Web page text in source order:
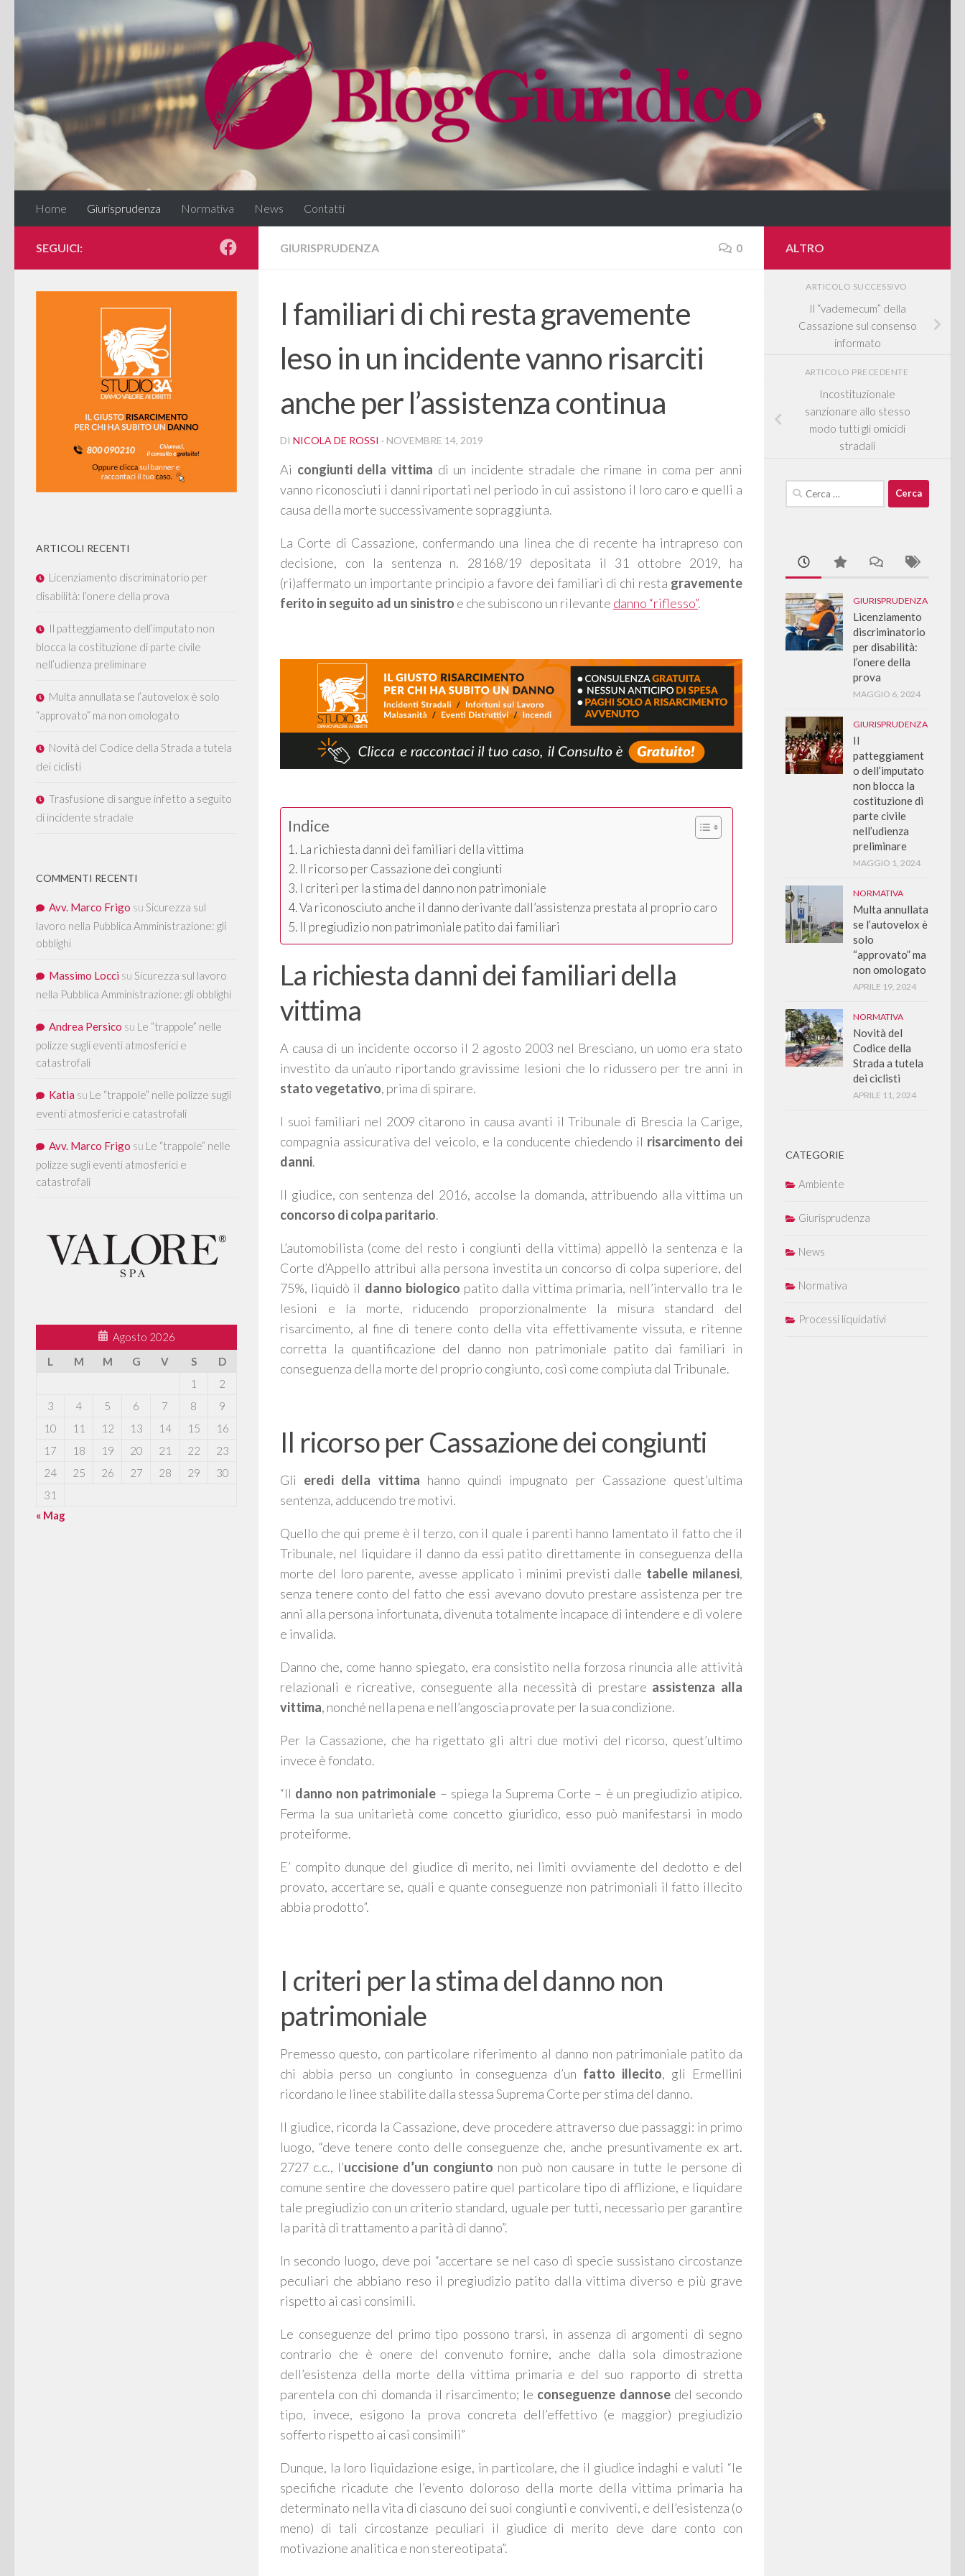
Salta al contenuto
Home Giurisprudenza Normativa News Contatti
GIURISPRUDENZA 0
I familiari di chi resta gravemente
leso in un incidente vanno risarciti
anche per l’assistenza continua
DI NICOLA DE ROSSI · NOVEMBRE 14, 2019
Ai congiunti della vittima di un incidente stradale che rimane in coma per anni
vanno riconosciuti i danni riportati nel periodo in cui assistono il loro caro e quelli a
causa della morte successivamente sopraggiunta.
La Corte di Cassazione, confermando una linea che di recente ha intrapreso con
decisione, con la sentenza n. 28168/19 depositata il 31 ottobre 2019, ha
(ri)affermato un importante principio a favore dei familiari di chi resta gravemente
ferito in seguito ad un sinistro e che subiscono un rilevante danno “riflesso”.
Indice
La richiesta danni dei familiari della vittima
Il ricorso per Cassazione dei congiunti
I criteri per la stima del danno non patrimoniale
Va riconosciuto anche il danno derivante dall’assistenza prestata al proprio caro
Il pregiudizio non patrimoniale patito dai familiari
La richiesta danni dei familiari della
vittima
A causa di un incidente occorso il 2 agosto 2003 nel Bresciano, un uomo era stato
investito da un’auto riportando gravissime lesioni che lo ridussero per tre anni in
stato vegetativo, prima di spirare.
I suoi familiari nel 2009 citarono in causa avanti il Tribunale di Brescia la Carige,
compagnia assicurativa del veicolo, e la conducente chiedendo il risarcimento dei
danni.
Il giudice, con sentenza del 2016, accolse la domanda, attribuendo alla vittima un
concorso di colpa paritario.
L’automobilista (come del resto i congiunti della vittima) appellò la sentenza e la
Corte d’Appello attribuì alla persona investita un concorso di colpa superiore, del
75%, liquidò il danno biologico patito dalla vittima primaria, nell’intervallo tra le
lesioni e la morte, riducendo proporzionalmente la misura standard del
risarcimento, al fine di tenere conto della vita effettivamente vissuta, e ritenne
corretta la quantificazione del danno non patrimoniale patito dai familiari in
conseguenza della morte del proprio congiunto, così come compiuta dal Tribunale.
Il ricorso per Cassazione dei congiunti
Gli eredi della vittima hanno quindi impugnato per Cassazione quest’ultima
sentenza, adducendo tre motivi.
Quello che qui preme è il terzo, con il quale i parenti hanno lamentato il fatto che il
Tribunale, nel liquidare il danno da essi patito direttamente in conseguenza della
morte del loro parente, avesse applicato i minimi previsti dalle tabelle milanesi,
senza tenere conto del fatto che essi avevano dovuto prestare assistenza per tre
anni alla persona infortunata, divenuta totalmente incapace di intendere e di volere
e invalida.
Danno che, come hanno spiegato, era consistito nella forzosa rinuncia alle attività
relazionali e ricreative, conseguente alla necessità di prestare assistenza alla
vittima, nonché nella pena e nell’angoscia provate per la sua condizione.
Per la Cassazione, che ha rigettato gli altri due motivi del ricorso, quest’ultimo
invece è fondato.
“Il danno non patrimoniale – spiega la Suprema Corte – è un pregiudizio atipico.
Ferma la sua unitarietà come concetto giuridico, esso può manifestarsi in modo
proteiforme.
E’ compito dunque del giudice di merito, nei limiti ovviamente del dedotto e del
provato, accertare se, quali e quante conseguenze non patrimoniali il fatto illecito
abbia prodotto”.
I criteri per la stima del danno non
patrimoniale
Premesso questo, con particolare riferimento al danno non patrimoniale patito da
chi abbia perso un congiunto in conseguenza d’un fatto illecito, gli Ermellini
ricordano le linee stabilite dalla stessa Suprema Corte per stima del danno.
Il giudice, ricorda la Cassazione, deve procedere attraverso due passaggi: in primo
luogo, “deve tenere conto delle conseguenze che, anche presuntivamente ex art.
2727 c.c., l’uccisione d’un congiunto non può non causare in tutte le persone di
comune sentire che dovessero patire quel particolare tipo di afflizione, e liquidare
tale pregiudizio con un criterio standard, uguale per tutti, necessario per garantire
la parità di trattamento a parità di danno”.
In secondo luogo, deve poi “accertare se nel caso di specie sussistano circostanze
peculiari che abbiano reso il pregiudizio patito dalla vittima diverso e più grave
rispetto ai casi consimili.
Le conseguenze del primo tipo possono trarsi, in assenza di argomenti di segno
contrario che è onere del convenuto fornire, anche dalla sola dimostrazione
dell’esistenza della morte della vittima primaria e del suo rapporto di stretta
parentela con chi domanda il risarcimento; le conseguenze dannosedel secondo
tipo, invece, esigono la prova concreta dell’effettivo (e maggior) pregiudizio
sofferto rispetto ai casi consimili”
Dunque, la loro liquidazione esige, in particolare, che il giudice indaghi e valuti “le
specifiche ricadute che l’evento doloroso della morte della vittima primaria ha
determinato nella vita di ciascuno dei suoi congiunti e conviventi, e dell’esistenza (o
meno) di tali circostanze peculiari il giudice di merito deve dare conto con
motivazione analitica e non stereotipata”.
SEGUICI:
ARTICOLI RECENTI
Licenziamento discriminatorio per
disabilità: l’onere della prova
Il patteggiamento dell’imputato non
blocca la costituzione di parte civile
nell’udienza preliminare
Multa annullata se l’autovelox è solo
“approvato” ma non omologato
Novità del Codice della Strada a tutela
dei ciclisti
Trasfusione di sangue infetto a seguito
di incidente stradale
COMMENTI RECENTI
Avv. Marco Frigo su Sicurezza sul
lavoro nella Pubblica Amministrazione: gli
obblighi
Massimo Locci su Sicurezza sul lavoro
nella Pubblica Amministrazione: gli obblighi
Andrea Persico su Le “trappole” nelle
polizze sugli eventi atmosferici e
catastrofali
Katia su Le “trappole” nelle polizze sugli
eventi atmosferici e catastrofali
Avv. Marco Frigo su Le “trappole” nelle
polizze sugli eventi atmosferici e
catastrofali
Agosto 2026
L
M M G V S
D
1
2
3
4 5 6 7 8
9
10
11 12 13 14 15
16
17
18 19 20 21 22
23
24
25 26 27 28 29
30
31
« Mag
ALTRO
ARTICOLO SUCCESSIVO
Il “vademecum” della
Cassazione sul consenso
informato
ARTICOLO PRECEDENTE
Incostituzionale
sanzionare allo stesso
modo tutti gli omicidi
stradali
Ricerca
per:
GIURISPRUDENZA
Licenziamento
discriminatorio
per disabilità:
l’onere della
prova
MAGGIO 6, 2024
GIURISPRUDENZA
Il
patteggiament
o dell’imputato
non blocca la
costituzione di
parte civile
nell’udienza
preliminare
MAGGIO 1, 2024
NORMATIVA
Multa annullata
se l’autovelox è
solo
“approvato” ma
non omologato
APRILE 19, 2024
NORMATIVA
Novità del
Codice della
Strada a tutela
dei ciclisti
APRILE 11, 2024
CATEGORIE
Ambiente
Giurisprudenza
News
Normativa
Processi liquidativi